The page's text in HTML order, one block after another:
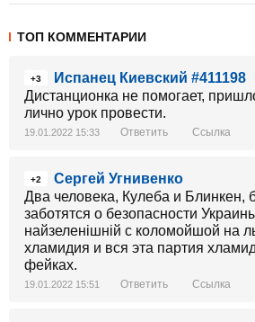
ТОП КОММЕНТАРИИ
+3
Испанец Киевский #411198
Дистанционка не помогает,
лично урок провести.
19.01.2022 15:33 Ответить Ссылка
+2
Сергей Угнивенко
Два человека, Кулеба и Блинкен,
заботятся о безопасности
найзеленiшнiй с коломойшой на
хламидия и вся эта партия
фейках.
19.01.2022 15:51 Ответить Ссылка